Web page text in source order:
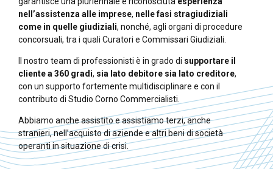
nell’assistenza alle imprese, nelle fasi stragiudiziali
come in quelle giudiziali, nonché, agli organi di procedure
concorsuali, tra i quali Curatori e Commissari Giudiziali.
Il nostro team di professionisti è in grado di supportare il
cliente a 360 gradi, sia lato debitore sia lato creditore,
con un supporto fortemente multidisciplinare e con il
contributo di Studio Corno Commercialisti.
Abbiamo anche assistito e assistiamo terzi, anche
stranieri, nell’acquisto di aziende e altri beni di società
operanti in situazione di crisi.